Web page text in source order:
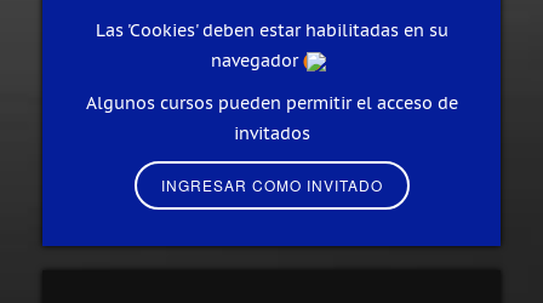
Las 'Cookies' deben estar habilitadas en su
navegador
Algunos cursos pueden permitir el acceso de
invitados